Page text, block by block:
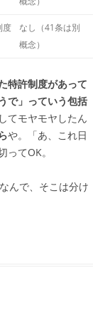
度
なし（41条は別
概念）
特許制度があって
で」っていう包括
てモヤモヤしたん
や。「あ、これ日
てOK。
なんで、そこは分け